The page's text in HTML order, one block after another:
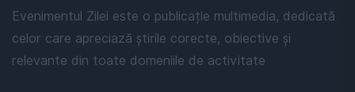
Evenimentul Zilei este o publicație multimedia, dedicată
celor care apreciază știrile corecte, obiective și
relevante din toate domeniile de activitate